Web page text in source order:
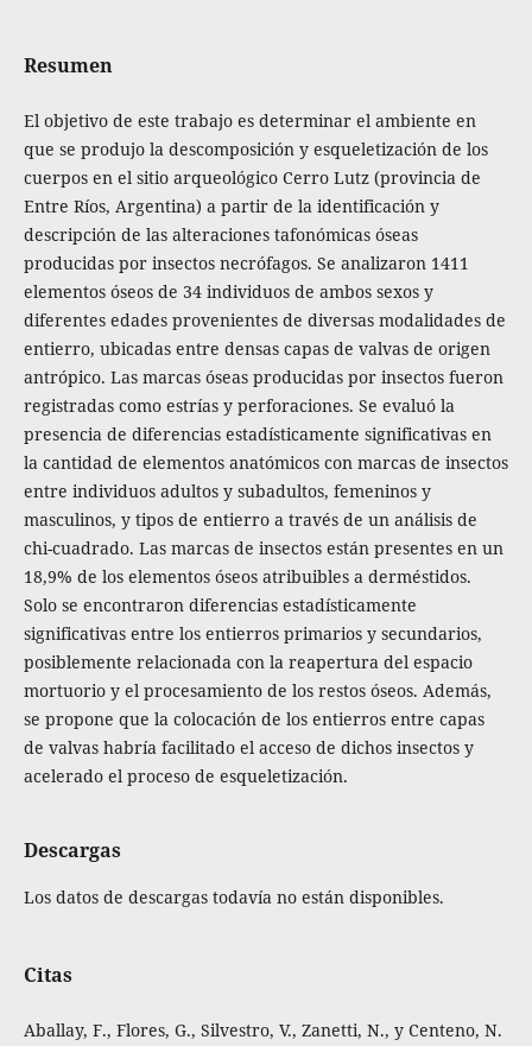
Resumen
El objetivo de este trabajo es determinar el ambiente en
que se produjo la descomposición y esqueletización de los
cuerpos en el sitio arqueológico Cerro Lutz (provincia de
Entre Ríos, Argentina) a partir de la identificación y
descripción de las alteraciones tafonómicas óseas
producidas por insectos necrófagos. Se analizaron 1411
elementos óseos de 34 individuos de ambos sexos y
diferentes edades provenientes de diversas modalidades de
entierro, ubicadas entre densas capas de valvas de origen
antrópico. Las marcas óseas producidas por insectos fueron
registradas como estrías y perforaciones. Se evaluó la
presencia de diferencias estadísticamente significativas en
la cantidad de elementos anatómicos con marcas de insectos
entre individuos adultos y subadultos, femeninos y
masculinos, y tipos de entierro a través de un análisis de
chi-cuadrado. Las marcas de insectos están presentes en un
18,9% de los elementos óseos atribuibles a derméstidos.
Solo se encontraron diferencias estadísticamente
significativas entre los entierros primarios y secundarios,
posiblemente relacionada con la reapertura del espacio
mortuorio y el procesamiento de los restos óseos. Además,
se propone que la colocación de los entierros entre capas
de valvas habría facilitado el acceso de dichos insectos y
acelerado el proceso de esqueletización.
Descargas
Los datos de descargas todavía no están disponibles.
Citas
Aballay, F., Flores, G., Silvestro, V., Zanetti, N., y Centeno, N.